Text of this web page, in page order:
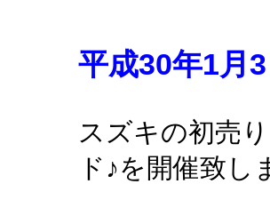
平成30年1月
スズキの初売
ド♪を開催致し